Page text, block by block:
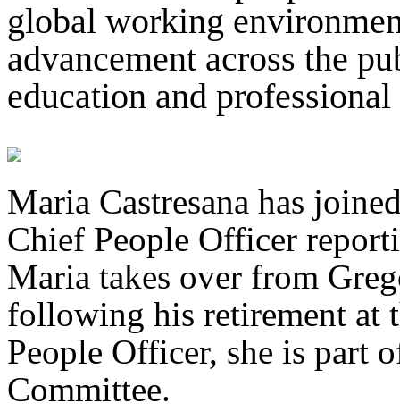
global working
advancement across the
education and
Maria Castresana has
Chief People Officer
Maria takes over from
following his retirement at
People Officer, she is part
Committee.